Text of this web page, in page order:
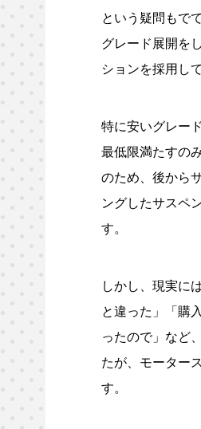
という疑問もで
グレード展開を
ションを採用し
特に安いグレー
最低限満たすの
のため、後から
ングしたサスペ
す。
しかし、現実に
と違った」「購
ったので」など
たが、モーター
す。